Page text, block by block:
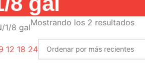
1/8 galMostrando los 2 resultados
12 18 24